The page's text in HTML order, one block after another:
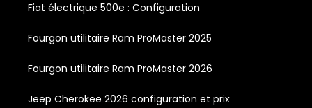
Fiat électrique 500e : Configuration
Fourgon utilitaire Ram ProMaster 2025
Fourgon utilitaire Ram ProMaster 2026
Jeep Cherokee 2026 configuration et prix